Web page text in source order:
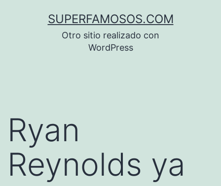
SUPERFAMOSOS.COM
Otro sitio realizado con
WordPress
Ryan
Reynolds ya